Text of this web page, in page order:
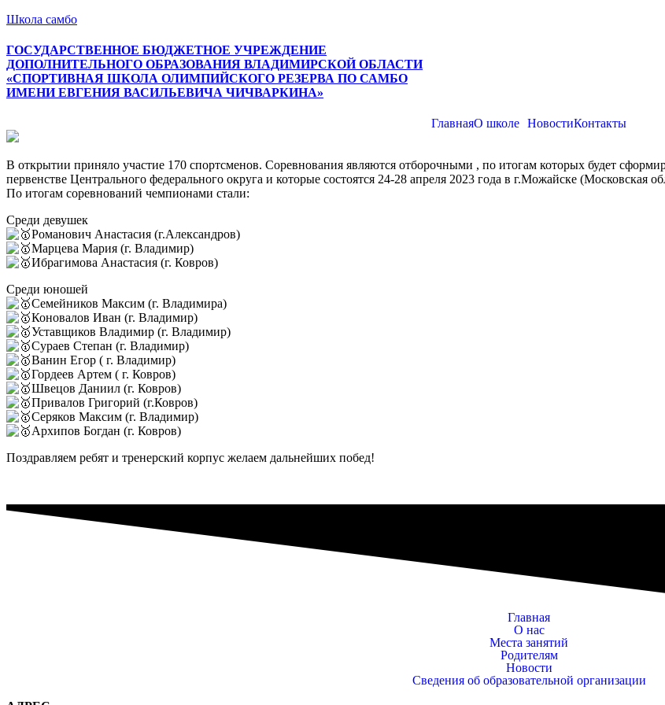
Школа самбо
ГОСУДАРСТВЕННОЕ БЮДЖЕТНОЕ УЧРЕЖДЕНИЕ
ДОПОЛНИТЕЛЬНОГО ОБРАЗОВАНИЯ ВЛАДИМИРСКОЙ ОБЛАСТИ
«СПОРТИВНАЯ ШКОЛА ОЛИМПИЙСКОГО РЕЗЕРВА ПО САМБО
ИМЕНИ ЕВГЕНИЯ ВАСИЛЬЕВИЧА ЧИЧВАРКИНА»
ГлавнаяО школе НовостиКонтакты
В открытии приняло участие 170 спортсменов. Соревнования являются отборочными , по итогам которых будет
первенстве Центрального федерального округа и которые состоятся 24-28 апреля 2023 года в г.Можайске (Московская
По итогам соревнований чемпионами стали:
Среди девушек
Романович Анастасия (г.Александров)
Марцева Мария (г. Владимир)
Ибрагимова Анастасия (г. Ковров)
Среди юношей
Семейников Максим (г. Владимира)
Коновалов Иван (г. Владимир)
Уставщиков Владимир (г. Владимир)
Сураев Степан (г. Владимир)
Ванин Егор ( г. Владимир)
Гордеев Артем ( г. Ковров)
Швецов Даниил (г. Ковров)
Привалов Григорий (г.Ковров)
Серяков Максим (г. Владимир)
Архипов Богдан (г. Ковров)
Поздравляем ребят и тренерский корпус желаем дальнейших побед!
Главная
О нас
Места занятий
Родителям
Новости
Сведения об образовательной организации